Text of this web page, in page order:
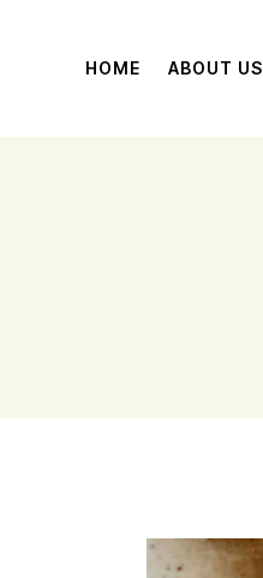
HOME ABOUT US